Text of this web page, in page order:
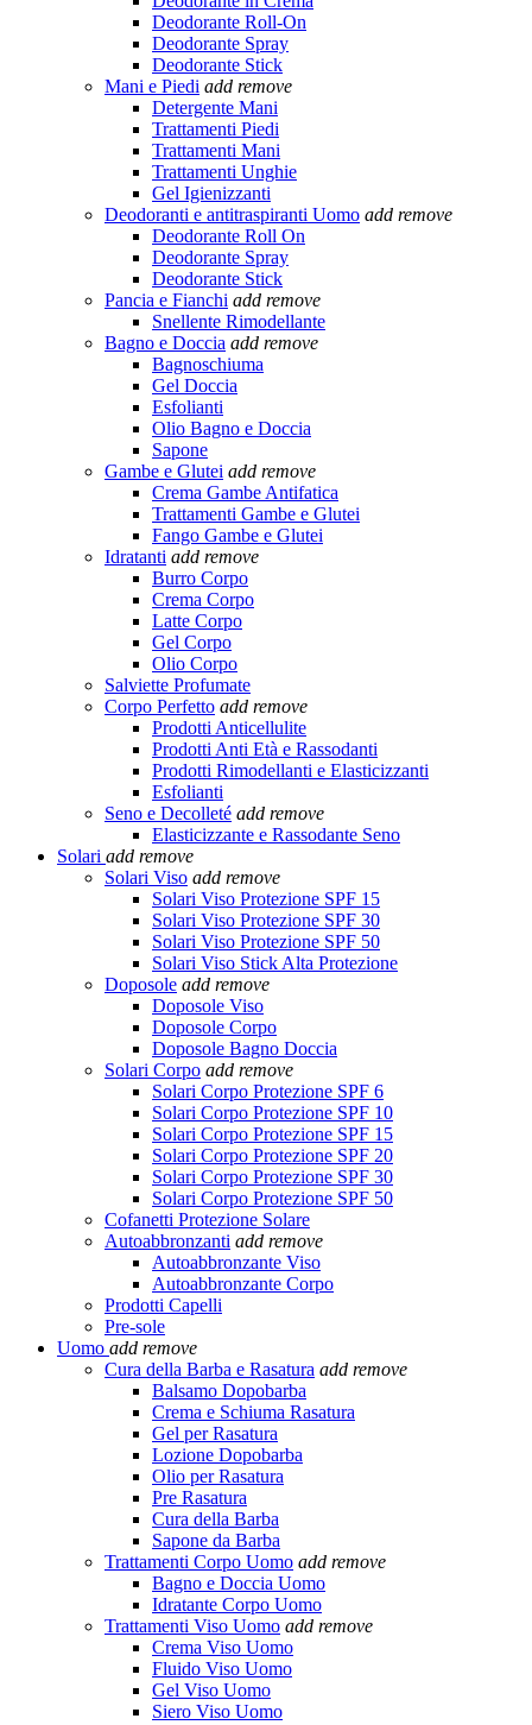
Deodorante Roll-On
Deodorante Spray
Deodorante Stick
Mani e Piedi add remove
Detergente Mani
Trattamenti Piedi
Trattamenti Mani
Trattamenti Unghie
Gel Igienizzanti
Deodoranti e antitraspiranti Uomo add remove
Deodorante Roll On
Deodorante Spray
Deodorante Stick
Pancia e Fianchi add remove
Snellente Rimodellante
Bagno e Doccia add remove
Bagnoschiuma
Gel Doccia
Esfolianti
Olio Bagno e Doccia
Sapone
Gambe e Glutei add remove
Crema Gambe Antifatica
Trattamenti Gambe e Glutei
Fango Gambe e Glutei
Idratanti add remove
Burro Corpo
Crema Corpo
Latte Corpo
Gel Corpo
Olio Corpo
Salviette Profumate
Corpo Perfetto add remove
Prodotti Anticellulite
Prodotti Anti Età e Rassodanti
Prodotti Rimodellanti e Elasticizzanti
Esfolianti
Seno e Decolleté add remove
Elasticizzante e Rassodante Seno
Solari add remove
Solari Viso add remove
Solari Viso Protezione SPF 15
Solari Viso Protezione SPF 30
Solari Viso Protezione SPF 50
Solari Viso Stick Alta Protezione
Doposole add remove
Doposole Viso
Doposole Corpo
Doposole Bagno Doccia
Solari Corpo add remove
Solari Corpo Protezione SPF 6
Solari Corpo Protezione SPF 10
Solari Corpo Protezione SPF 15
Solari Corpo Protezione SPF 20
Solari Corpo Protezione SPF 30
Solari Corpo Protezione SPF 50
Cofanetti Protezione Solare
Autoabbronzanti add remove
Autoabbronzante Viso
Autoabbronzante Corpo
Prodotti Capelli
Pre-sole
Uomo add remove
Cura della Barba e Rasatura add remove
Balsamo Dopobarba
Crema e Schiuma Rasatura
Gel per Rasatura
Lozione Dopobarba
Olio per Rasatura
Pre Rasatura
Cura della Barba
Sapone da Barba
Trattamenti Corpo Uomo add remove
Bagno e Doccia Uomo
Idratante Corpo Uomo
Trattamenti Viso Uomo add remove
Crema Viso Uomo
Fluido Viso Uomo
Gel Viso Uomo
Siero Viso Uomo